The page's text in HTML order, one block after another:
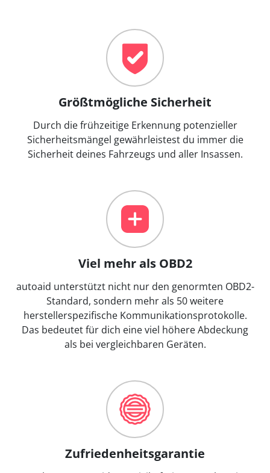
Größtmögliche Sicherheit
Durch die frühzeitige Erkennung potenzieller
Sicherheitsmängel gewährleistest du immer die
Sicherheit deines Fahrzeugs und aller Insassen.
Viel mehr als OBD2
autoaid unterstützt nicht nur den genormten OBD2-
Standard, sondern mehr als 50 weitere
herstellerspezifische Kommunikationsprotokolle.
Das bedeutet für dich eine viel höhere Abdeckung
als bei vergleichbaren Geräten.
Zufriedenheitsgarantie